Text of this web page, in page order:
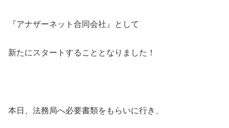
『アナザーネット合同会社』として
新たにスタートすることとなりました！
本日、法務局へ必要書類をもらいに行き、